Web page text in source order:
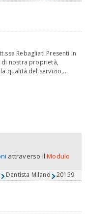
Rebagliati Presenti in
di nostra proprietà,
qualità del servizio,...
attraverso ilModulo
Dentista Milano 20159